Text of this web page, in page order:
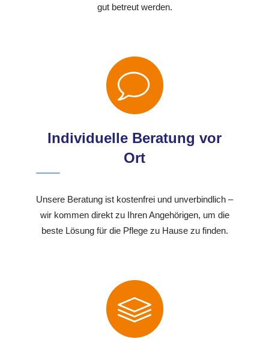
gut betreut werden.
Individuelle Beratung vor
Ort
Unsere Beratung ist kostenfrei und unverbindlich –
wir kommen direkt zu Ihren Angehörigen, um die
beste Lösung für die Pflege zu Hause zu finden.